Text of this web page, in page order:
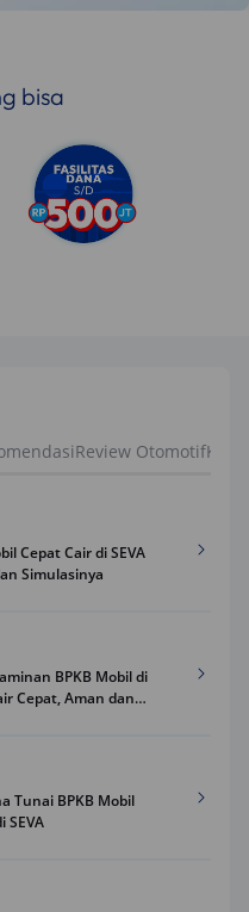
bisa
Review Otomotif
Cepat Cair di SEVA
Simulasinya
BPKB Mobil di
Cepat, Aman dan
Tunai BPKB Mobil
SEVA